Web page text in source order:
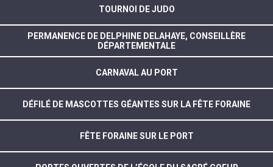
TOURNOI DE JUDO
PERMANENCE DE DELPHINE DELAHAYE, CONSEILLÈRE
DÉPARTEMENTALE
CARNAVAL AU PORT
DÉFILÉ DE MASCOTTES GÉANTES SUR LA FÊTE FORAINE
FÊTE FORAINE SUR LE PORT